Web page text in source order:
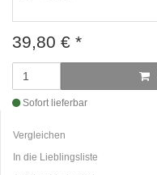
39,80 € *
Sofort lieferbar
Vergleichen
In die Lieblingsliste